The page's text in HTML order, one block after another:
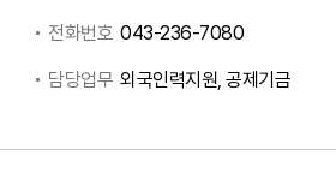
전화번호 043-236-7080
담당업무 외국인력지원, 공제기금